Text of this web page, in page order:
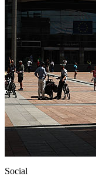
Social